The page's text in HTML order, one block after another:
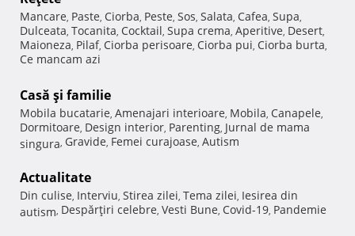
Mancare, Paste, Ciorba, Peste, Sos, Salata, Cafea, Supa,
Dulceata, Tocanita, Cocktail, Supa crema, Aperitive, Desert,
Maioneza, Pilaf, Ciorba perisoare, Ciorba pui, Ciorba burta,
Ce mancam azi
Casă şi familie
Mobila bucatarie, Amenajari interioare, Mobila, Canapele,
Dormitoare, Design interior, Parenting, Jurnal de mama
singura, Gravide, Femei curajoase, Autism
Actualitate
Din culise, Interviu, Stirea zilei, Tema zilei, Iesirea din
autism, Despărţiri celebre, Vesti Bune, Covid-19, Pandemie